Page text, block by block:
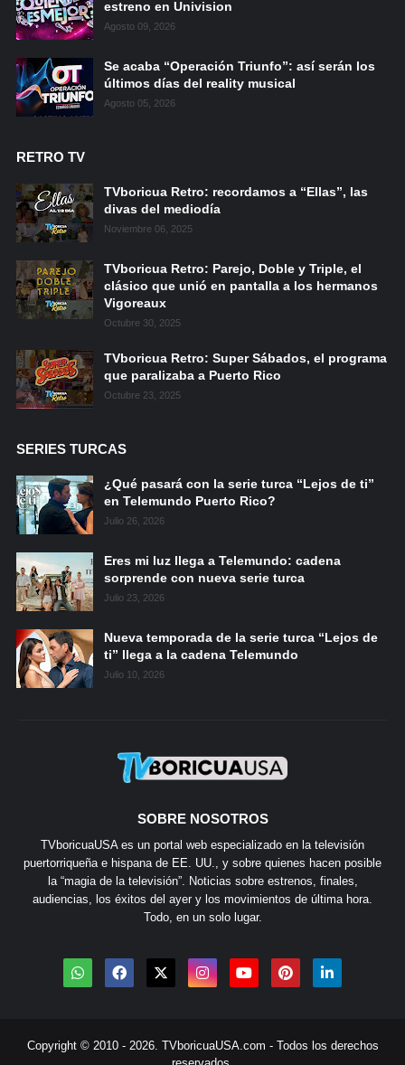
estreno en Univision
Agosto 09, 2026
Se acaba “Operación Triunfo”: así serán los
últimos días del reality musical
Agosto 05, 2026
RETRO TV
TVboricua Retro: recordamos a “Ellas”, las
divas del mediodía
Noviembre 06, 2025
TVboricua Retro: Parejo, Doble y Triple, el
clásico que unió en pantalla a los hermanos
Vigoreaux
Octubre 30, 2025
TVboricua Retro: Super Sábados, el programa
que paralizaba a Puerto Rico
Octubre 23, 2025
SERIES TURCAS
¿Qué pasará con la serie turca “Lejos de ti”
en Telemundo Puerto Rico?
Julio 26, 2026
Eres mi luz llega a Telemundo: cadena
sorprende con nueva serie turca
Julio 23, 2026
Nueva temporada de la serie turca “Lejos de
ti” llega a la cadena Telemundo
Julio 10, 2026
SOBRE NOSOTROS
TVboricuaUSA es un portal web especializado en la televisión
puertorriqueña e hispana de EE. UU., y sobre quienes hacen posible
la “magia de la televisión”. Noticias sobre estrenos, finales,
audiencias, los éxitos del ayer y los movimientos de última hora.
Todo, en un solo lugar.
Copyright © 2010 - 2026. TVboricuaUSA.com - Todos los derechos